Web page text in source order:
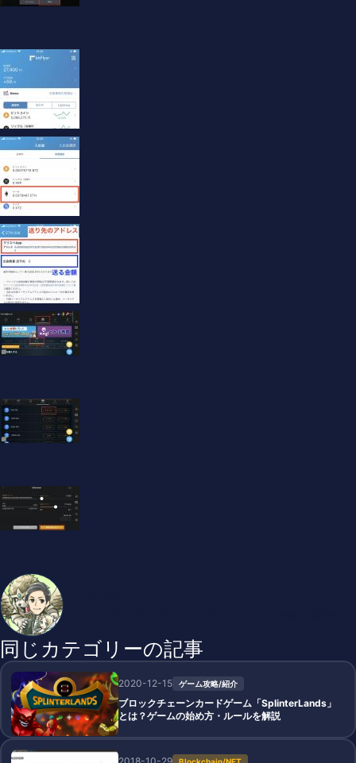
同じカテゴリーの記事
2020-12-15 ゲーム攻略/紹介
ブロックチェーンカードゲーム「SplinterLands」
とは？ゲームの始め方・ルールを解説